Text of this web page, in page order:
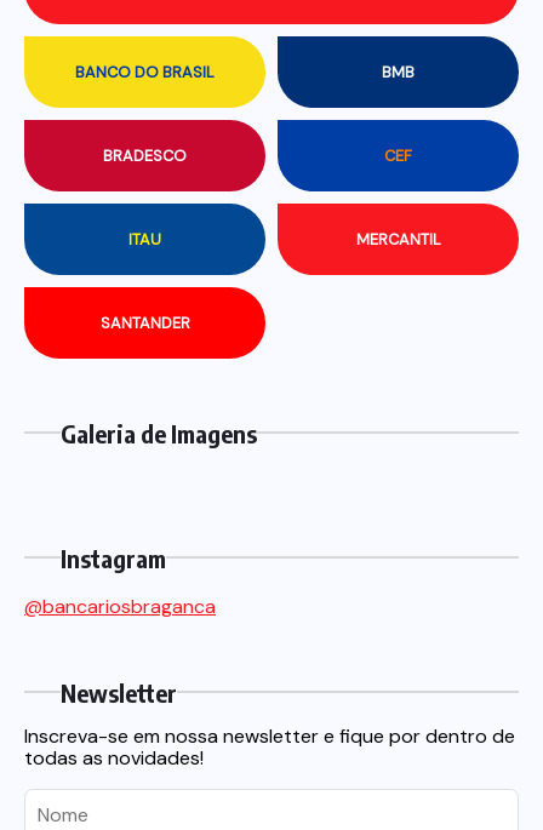
BANCO DO BRASIL BMB
BRADESCO CEF
ITAU MERCANTIL
SANTANDER
Galeria de Imagens
Instagram
@bancariosbraganca
Newsletter
Inscreva-se em nossa newsletter e fique por dentro de
todas as novidades!